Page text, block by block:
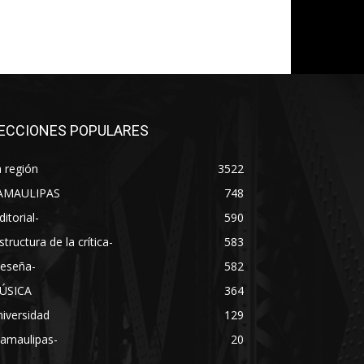
POPULARES
región
3522
748
590
de la crítica-
583
582
364
129
20